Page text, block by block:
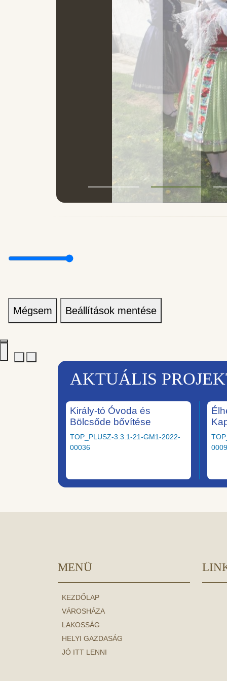
Mégsem Beállítások mentése
AKTUÁLIS
Király-tó Óvoda és
Bölcsőde bővítése
TOP_PLUSZ-3.3.1-21-GM1-2022-
00036
MENÜ
KEZDŐLAP
VÁROSHÁZA
LAKOSSÁG
HELYI GAZDASÁG
JÓ ITT LENNI